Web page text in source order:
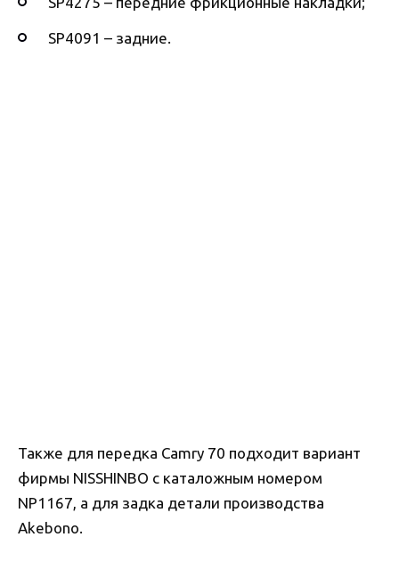
SP4091 – задние.
Также для передка Camry 70 подходит вариант
фирмы NISSHINBO с каталожным номером
NP1167, а для задка детали производства
Akebono.